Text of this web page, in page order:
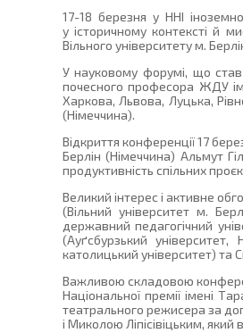
17-18 березня у ННІ
у історичному контексті й
Вільного університету м.
У науковому форумі, що став
почесного професора ЖДУ
Харкова, Львова, Луцька,
(Німеччина).
Відкриття конференції 17
Берлін (Німеччина) Альмут
продуктивність спільних
Великий інтерес і активне
(Вільний університет м.
державний педагогічний
(Ауґсбурзький
католицький університет) та
Важливою складовою
Національної премії імені
театрального режисера за
і Миколою Ліпісівіцьким,